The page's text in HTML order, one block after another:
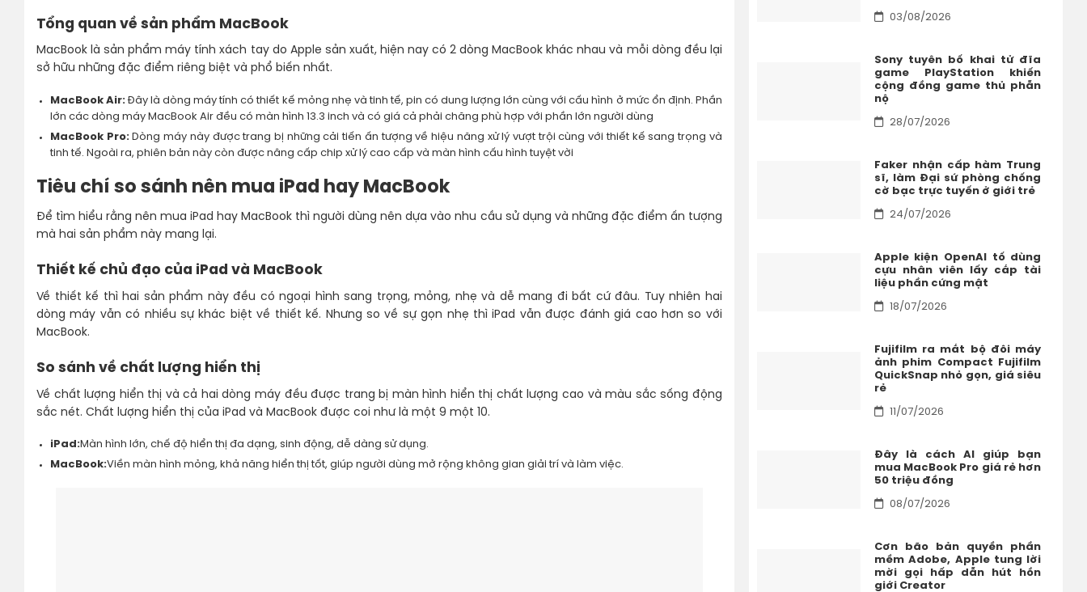
Tổng quan về sản phẩm MacBook
MacBook là sản phẩm máy tính xách tay do Apple sản xuất, hiện nay có 2 dòng MacBook khác nhau và mỗi dòng đều lại
sở hữu những đặc điểm riêng biệt và phổ biến nhất.
MacBook Air:Đây là dòng máy tính có thiết kế mỏng nhẹ và tinh tế, pin có dung lượng lớn cùng với cấu hình ở mức ổn định. Phần
lớn các dòng máy MacBook Air đều có màn hình 13.3 inch và có giá cả phải chăng phù hợp với phần lớn người dùng
MacBook Pro:Dòng máy này được trang bị những cải tiến ấn tượng về hiệu năng xử lý vượt trội cùng với thiết kế sang trọng và
tinh tế. Ngoài ra, phiên bản này còn được nâng cấp chip xử lý cao cấp và màn hình cấu hình tuyệt vời
Tiêu chí so sánh nên mua iPad hay MacBook
Để tìm hiểu rằng nên mua iPad hay MacBook thì người dùng nên dựa vào nhu cầu sử dụng và những đặc điểm ấn tượng
mà hai sản phẩm này mang lại.
Thiết kế chủ đạo của iPad và MacBook
Về thiết kế thì hai sản phẩm này đều có ngoại hình sang trọng, mỏng, nhẹ và dễ mang đi bất cứ đâu. Tuy nhiên hai
dòng máy vẫn có nhiều sự khác biệt về thiết kế. Nhưng so về sự gọn nhẹ thì iPad vẫn được đánh giá cao hơn so với
MacBook.
So sánh về chất lượng hiển thị
Về chất lượng hiển thị và cả hai dòng máy đều được trang bị màn hình hiển thị chất lượng cao và màu sắc sống động
sắc nét. Chất lượng hiển thị của iPad và MacBook được coi như là một 9 một 10.
iPad:Màn hình lớn, chế độ hiển thị đa dạng, sinh động, dễ dàng sử dụng.
MacBook:Viền màn hình mỏng, khả năng hiển thị tốt, giúp người dùng mở rộng không gian giải trí và làm việc.
03/08/2026
Sony tuyên bố khai tử đĩa
game PlayStation khiến
cộng đồng game thủ phẫn
nộ
28/07/2026
Faker nhận cấp hàm Trung
sĩ, làm Đại sứ phòng chống
cờ bạc trực tuyến ở giới trẻ
24/07/2026
Apple kiện OpenAI tố dùng
cựu nhân viên lấy cắp tài
liệu phần cứng mật
18/07/2026
Fujifilm ra mắt bộ đôi máy
ảnh phim Compact Fujifilm
QuickSnap nhỏ gọn, giá siêu
rẻ
11/07/2026
Đây là cách AI giúp bạn
mua MacBook Pro giá rẻ hơn
50 triệu đồng
08/07/2026
Cơn bão bản quyền phần
mềm Adobe, Apple tung lời
mời gọi hấp dẫn hút hồn
giới Creator